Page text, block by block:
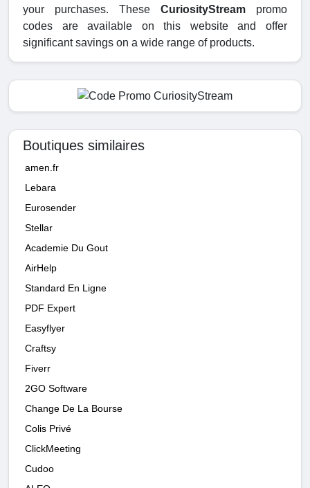
your purchases. These CuriosityStream promo
codes are available on this website and offer
significant savings on a wide range of products.
Boutiques similaires
amen.fr
Lebara
Eurosender
Stellar
Academie Du Gout
AirHelp
Standard En Ligne
PDF Expert
Easyflyer
Craftsy
Fiverr
2GO Software
Change De La Bourse
Colis Privé
ClickMeeting
Cudoo